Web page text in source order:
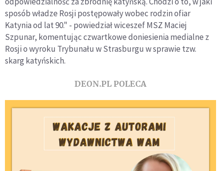
sposób władze Rosji postępowały wobec rodzin ofiar
Katynia od lat 90." - powiedział wiceszef MSZ Maciej
Szpunar, komentując czwartkowe doniesienia medialne z
Rosji o wyroku Trybunału w Strasburgu w sprawie tzw.
skarg katyńskich.
DEON.PL POLECA